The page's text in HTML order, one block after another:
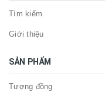
Tìm kiếm
Giới thiệu
SẢN PHẨM
Tượng đồng